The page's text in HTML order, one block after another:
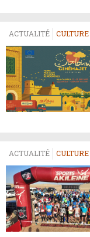
ACTUALITÉ CULTURE
ACTUALITÉ CULTURE